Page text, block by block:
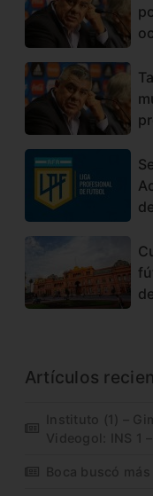
Artículos
Instituto (1) –
Videogol: INS 1
Boca buscó